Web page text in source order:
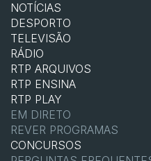
NOTÍCIAS
DESPORTO
TELEVISÃO
RÁDIO
RTP ARQUIVOS
RTP ENSINA
RTP PLAY
EM DIRETO
REVER PROGRAMAS
CONCURSOS